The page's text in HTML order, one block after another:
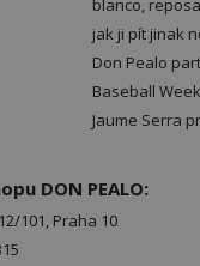
blanco,
jak ji pít jinak
Don Pealo
Baseball
Jaume Serra
DON PEALO:
101, Praha 10